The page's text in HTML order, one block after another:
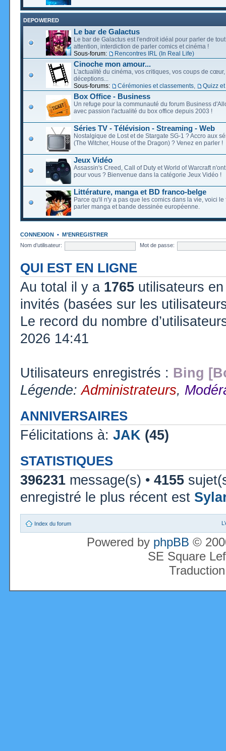
DEPOWERED
Le bar de Galactus
Le bar de Galactus est l'endroit idéal pour parler de
attention, interdiction de parler comics et cinéma !
Sous-forum:
Rencontres IRL (In Real Life)
Cinoche mon amour...
L'actualité du cinéma, vos critiques, vos coups de cœur,
déceptions...
Sous-forums:
Cérémonies et classements Quizz
Box Office - Business
Un refuge pour la communauté du forum Business
avec passion l'actualité du box office depuis 2003 !
Séries TV - Télévision - Streaming - Web
Nostalgique de Lost et de Stargate SG-1 ? Accro aux
(The Witcher, House of the Dragon) ? Venez en parler !
Jeux Vidéo
Assassin's Creed, Call of Duty et World of Warcraft
pour vous ? Bienvenue dans la catégorie Jeux Vidéo !
Littérature, manga et BD franco-belge
Parce qu'il n'y a pas que les comics dans la vie, voici le
parler manga et bande dessinée européenne.
CONNEXION • M’ENREGISTRER
Nom d’utilisateur:
Mot de passe:
QUI EST EN LIGNE
Au total il y a 1765 utilisateurs
invités (basées sur les
Le record du nombre
2026 14:41
Utilisateurs enregistrés : Bing
Légende:Administrateurs,
ANNIVERSAIRES
Félicitations à: JAK (45)
STATISTIQUES
396231 message(s) • 4155
enregistré le plus récent est
Index du forum
Powered by phpBB ©
SE Square